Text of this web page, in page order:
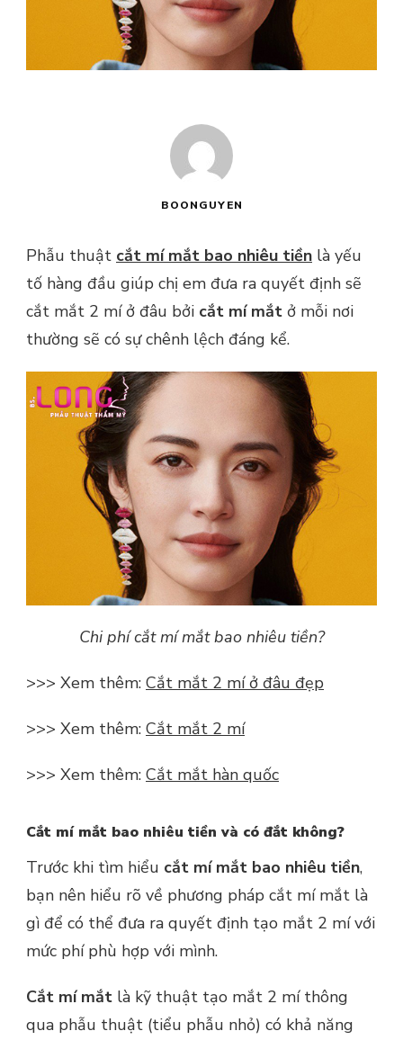
BOONGUYEN
Phẫu thuật cắt mí mắt bao nhiêu tiền là yếu
tố hàng đầu giúp chị em đưa ra quyết định sẽ
cắt mắt 2 mí ở đâu bởi cắt mí mắt ở mỗi nơi
thường sẽ có sự chênh lệch đáng kể.
Chi phí cắt mí mắt bao nhiêu tiền?
>>> Xem thêm: Cắt mắt 2 mí ở đâu đẹp
>>> Xem thêm: Cắt mắt 2 mí
>>> Xem thêm: Cắt mắt hàn quốc
Cắt mí mắt bao nhiêu tiền và có đắt không?
Trước khi tìm hiểu cắt mí mắt bao nhiêu tiền,
bạn nên hiểu rõ về phương pháp cắt mí mắt là
gì để có thể đưa ra quyết định tạo mắt 2 mí với
mức phí phù hợp với mình.
Cắt mí mắt là kỹ thuật tạo mắt 2 mí thông
qua phẫu thuật (tiểu phẫu nhỏ) có khả năng